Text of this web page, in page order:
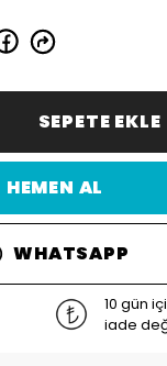
SEPETE EKLE
HEMEN AL
WHATSAPP
10 gün
iade